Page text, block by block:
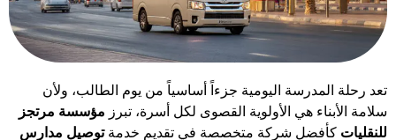
تعد رحلة المدرسة اليومية جزءاً أساسياً من يوم الطالب، ولأن
سلامة الأبناء هي الأولوية القصوى لكل أسرة، تبرز مؤسسة مرتجز
للنقليات كأفضل شركة متخصصة في تقديم خدمةتوصيل مدارس